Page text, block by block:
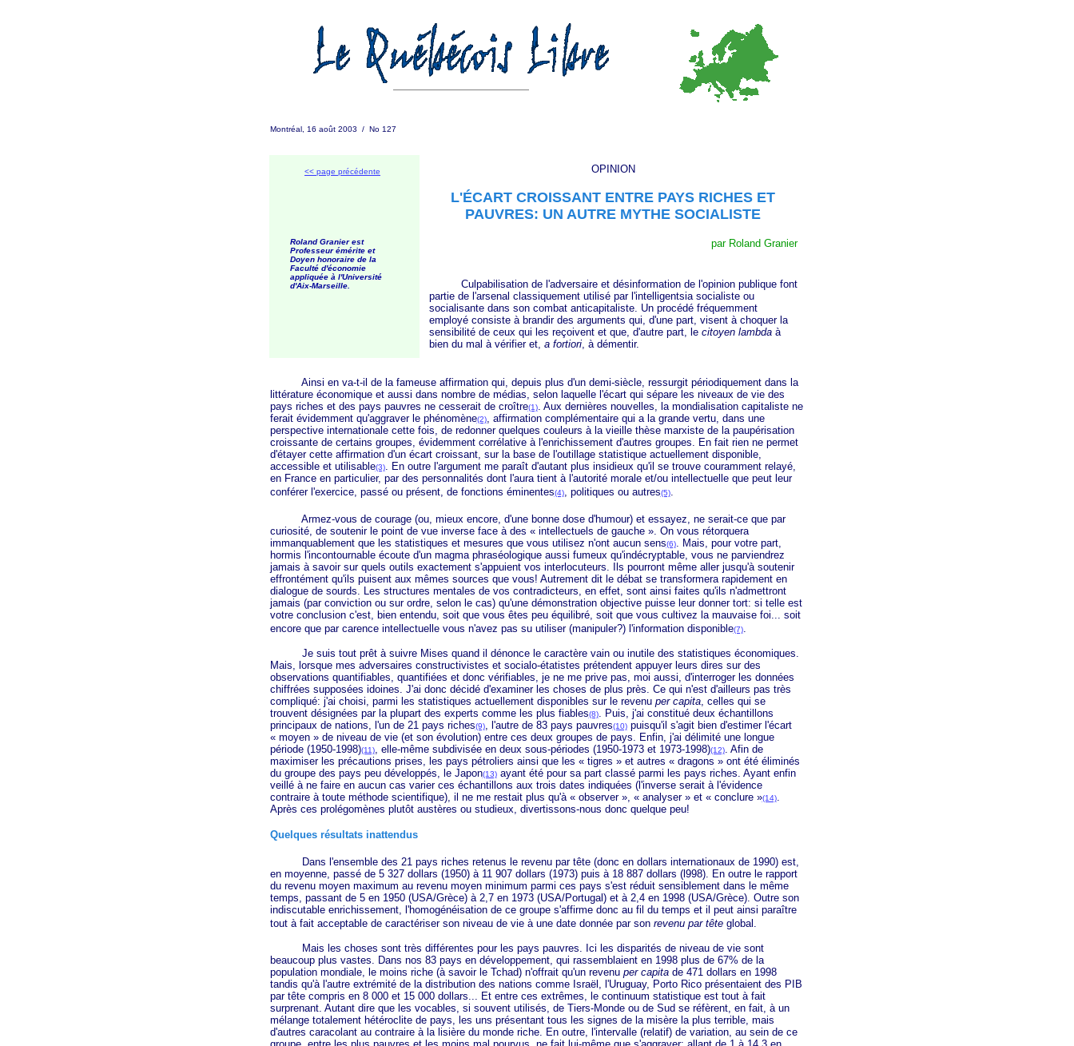
Montréal, 16 août 2003 / No 127
<< page précédente
Roland Granier est
Professeur émérite et
Doyen honoraire de la
Faculté d'économie
appliquée à l'Université
d'Aix-Marseille.
OPINION
L'ÉCART CROISSANT ENTRE PAYS RICHES ET
PAUVRES: UN AUTRE MYTHE SOCIALISTE
par Roland Granier
Culpabilisation de l'adversaire et désinformation de l'opinion publique font
partie de l'arsenal classiquement utilisé par l'intelligentsia socialiste ou
socialisante dans son combat anticapitaliste. Un procédé fréquemment
employé consiste à brandir des arguments qui, d'une part, visent à choquer la
sensibilité de ceux qui les reçoivent et que, d'autre part, le citoyen lambdaà
bien du mal à vérifier et, a fortiori, à démentir.
Ainsi en va-t-il de la fameuse affirmation qui, depuis plus d'un demi-siècle, ressurgit périodiquement dans la
littérature économique et aussi dans nombre de médias, selon laquelle l'écart qui sépare les niveaux de vie des
pays riches et des pays pauvres ne cesserait de croître(1). Aux dernières nouvelles, la mondialisation capitaliste ne
ferait évidemment qu'aggraver le phénomène(2), affirmation complémentaire qui a la grande vertu, dans une
perspective internationale cette fois, de redonner quelques couleurs à la vieille thèse marxiste de la paupérisation
croissante de certains groupes, évidemment corrélative à l'enrichissement d'autres groupes. En fait rien ne permet
d'étayer cette affirmation d'un écart croissant, sur la base de l'outillage statistique actuellement disponible,
accessible et utilisable(3). En outre l'argument me paraît d'autant plus insidieux qu'il se trouve couramment relayé,
en France en particulier, par des personnalités dont l'aura tient à l'autorité morale et/ou intellectuelle que peut leur
conférer l'exercice, passé ou présent, de fonctions éminentes(4), politiques ou autres(5).
Armez-vous de courage (ou, mieux encore, d'une bonne dose d'humour) et essayez, ne serait-ce que par
curiosité, de soutenir le point de vue inverse face à des « intellectuels de gauche ». On vous rétorquera
immanquablement que les statistiques et mesures que vous utilisez n'ont aucun sens(6). Mais, pour votre part,
hormis l'incontournable écoute d'un magma phraséologique aussi fumeux qu'indécryptable, vous ne parviendrez
jamais à savoir sur quels outils exactement s'appuient vos interlocuteurs. Ils pourront même aller jusqu'à soutenir
effrontément qu'ils puisent aux mêmes sources que vous! Autrement dit le débat se transformera rapidement en
dialogue de sourds. Les structures mentales de vos contradicteurs, en effet, sont ainsi faites qu'ils n'admettront
jamais (par conviction ou sur ordre, selon le cas) qu'une démonstration objective puisse leur donner tort: si telle est
votre conclusion c'est, bien entendu, soit que vous êtes peu équilibré, soit que vous cultivez la mauvaise foi... soit
encore que par carence intellectuelle vous n'avez pas su utiliser (manipuler?) l'information disponible(7).
Je suis tout prêt à suivre Mises quand il dénonce le caractère vain ou inutile des statistiques économiques.
Mais, lorsque mes adversaires constructivistes et socialo-étatistes prétendent appuyer leurs dires sur des
observations quantifiables, quantifiées et donc vérifiables, je ne me prive pas, moi aussi, d'interroger les données
chiffrées supposées idoines. J'ai donc décidé d'examiner les choses de plus près. Ce qui n'est d'ailleurs pas très
compliqué: j'ai choisi, parmi les statistiques actuellement disponibles sur le revenu per capita, celles qui se
trouvent désignées par la plupart des experts comme les plus fiables(8). Puis, j'ai constitué deux échantillons
principaux de nations, l'un de 21 pays riches(9), l'autre de 83 pays pauvres(10)puisqu'il s'agit bien d'estimer l'écart
« moyen »de niveau de vie (et son évolution) entre ces deux groupes de pays. Enfin, j'ai délimité une longue
période (1950-1998)(11), elle-même subdivisée en deux sous-périodes (1950-1973 et 1973-1998)(12). Afin de
maximiser les précautions prises, les pays pétroliers ainsi que les « tigres »et autres « dragons »ont été éliminés
du groupe des pays peu développés, le Japon(13)ayant été pour sa part classé parmi les pays riches. Ayant enfin
veillé à ne faire en aucun cas varier ces échantillons aux trois dates indiquées (l'inverse serait à l'évidence
contraire à toute méthode scientifique), il ne me restait plus qu'à « observer », « analyser »et « conclure »(14).
Après ces prolégomènes plutôt austères ou studieux, divertissons-nous donc quelque peu!
Quelques résultats inattendus
Dans l'ensemble des 21 pays riches retenus le revenu par tête (donc en dollars internationaux de 1990) est,
en moyenne, passé de 5 327dollars (1950) à 11 907 dollars (1973) puis à 18 887 dollars (l998). En outre le rapport
du revenu moyen maximum au revenu moyen minimum parmi ces pays s'est réduit sensiblement dans le même
temps, passant de 5 en 1950 (USA/Grèce) à 2,7 en 1973 (USA/Portugal) et à 2,4 en 1998 (USA/Grèce). Outre son
indiscutable enrichissement, l'homogénéisation de ce groupe s'affirme donc au fil du temps et il peut ainsi paraître
tout à fait acceptable de caractériser son niveau de vie à une date donnée par son revenu par têteglobal.
Mais les choses sont très différentes pour les pays pauvres. Ici les disparités de niveau de vie sont
beaucoup plus vastes. Dans nos 83 pays en développement, qui rassemblaient en 1998 plus de 67% de la
population mondiale, le moins riche (à savoir le Tchad) n'offrait qu'un revenu per capitade 471 dollars en 1998
tandis qu'à l'autre extrémité de la distribution des nations comme Israël, l'Uruguay, Porto Rico présentaient des PIB
par tête compris en 8 000et 15 000dollars... Et entre ces extrêmes, le continuum statistique est tout à fait
surprenant. Autant dire que les vocables, si souvent utilisés, de Tiers-Monde ou de Sud se réfèrent, en fait, à un
mélange totalement hétéroclite de pays, les uns présentant tous les signes de la misère la plus terrible, mais
d'autres caracolant au contraire à la lisière du monde riche. En outre, l'intervalle (relatif) de variation, au sein de ce